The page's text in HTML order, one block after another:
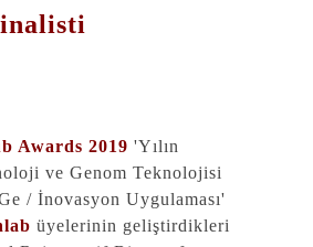
Awards 2019 'Yılın
ve Genom Teknolojisi
/ İnovasyon Uygulaması'
üyelerinin geliştirdikleri